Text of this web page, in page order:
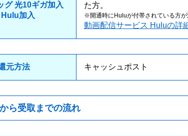
グ 光10ギガ加入
Hulu加入
た方。
※開通時にHuluが付帯されている方が
動画配信サービス Huluの詳
元方法 キャッシュポスト
ら受取までの流れ